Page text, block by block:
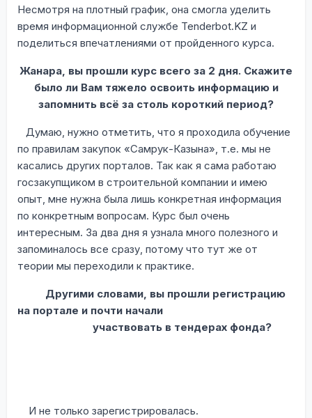
Несмотря на плотный график, она смогла уделить
время информационной службе Tenderbot.KZ и
поделиться впечатлениями от пройденного курса.
Жанара, вы прошли курс всего за 2 дня. Скажите
было ли Вам тяжело освоить информацию и
запомнить всё за столь короткий период?
Думаю, нужно отметить, что я проходила обучение
по правилам закупок «Самрук-Казына», т.е. мы не
касались других порталов. Так как я сама работаю
госзакупщиком в строительной компании и имею
опыт, мне нужна была лишь конкретная информация
по конкретным вопросам. Курс был очень
интересным. За два дня я узнала много полезного и
запоминалось все сразу, потому что тут же от
теории мы переходили к практике.
Другими словами, вы прошли регистрацию
на портале и почти начали
участвовать в тендерах фонда?
И не только зарегистрировалась.